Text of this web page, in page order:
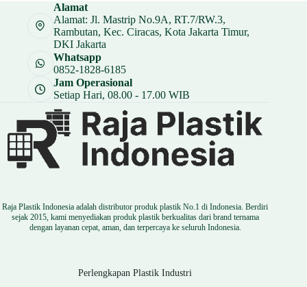
Alamat
Alamat: Jl. Mastrip No.9A, RT.7/RW.3,
Rambutan, Kec. Ciracas, Kota Jakarta Timur,
DKI Jakarta
Whatsapp
0852-1828-6185
Jam Operasional
Setiap Hari, 08.00 - 17.00 WIB
Raja Plastik Indonesia adalah distributor produk plastik No.1 di Indonesia. Berdiri
sejak 2015, kami menyediakan produk plastik berkualitas dari brand ternama
dengan layanan cepat, aman, dan terpercaya ke seluruh Indonesia.
Perlengkapan Plastik Industri